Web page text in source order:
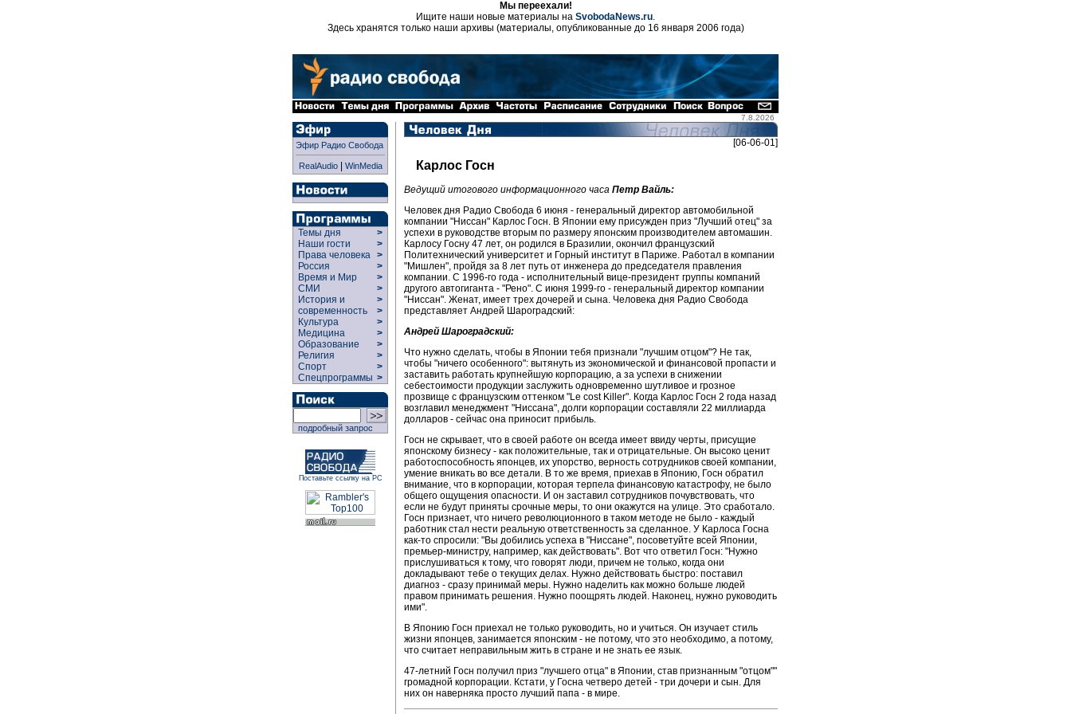
Мы переехали!
Ищите наши новые материалы на SvobodaNews.ru.
Здесь хранятся только наши архивы (материалы, опубликованные до 16 января 2006 года)
7.8.2026
Эфир Радио Свобода
RealAudio| WinMedia
Темы дня
>
Наши гости
>
Права человека >
Россия
>
Время и Мир
>
СМИ
>
История и
современность
>
>
Культура
>
Медицина
>
Образование
>
Религия
>
Спорт
>
Спецпрограммы >
подробный запрос
Поставьте ссылку на РС
[06-06-01]
Карлос Госн
Ведущий итогового информационного часа Петр Вайль:
Человек дня Радио Свобода 6 июня - генеральный директор автомобильной
компании "Ниссан" Карлос Госн. В Японии ему присужден приз "Лучший отец" за
успехи в руководстве вторым по размеру японским производителем автомашин.
Карлосу Госну 47 лет, он родился в Бразилии, окончил французский
Политехнический университет и Горный институт в Париже. Работал в компании
"Мишлен", пройдя за 8 лет путь от инженера до председателя правления
компании. С 1996-го года - исполнительный вице-президент группы компаний
другого автогиганта - "Рено". С июня 1999-го - генеральный директор компании
"Ниссан". Женат, имеет трех дочерей и сына. Человека дня Радио Свобода
представляет Андрей Шароградский:
Андрей Шароградский:
Что нужно сделать, чтобы в Японии тебя признали "лучшим отцом"? Не так,
чтобы "ничего особенного": вытянуть из экономической и финансовой пропасти и
заставить работать крупнейшую корпорацию, а за успехи в снижении
себестоимости продукции заслужить одновременно шутливое и грозное
прозвище с французским оттенком "Le cost Killer". Когда Карлос Госн 2 года назад
возглавил менеджмент "Ниссана", долги корпорации составляли 22 миллиарда
долларов - сейчас она приносит прибыль.
Госн не скрывает, что в своей работе он всегда имеет ввиду черты, присущие
японскому бизнесу - как положительные, так и отрицательные. Он высоко ценит
работоспособность японцев, их упорство, верность сотрудников своей компании,
умение вникать во все детали. В то же время, приехав в Японию, Госн обратил
внимание, что в корпорации, которая терпела финансовую катастрофу, не было
общего ощущения опасности. И он заставил сотрудников почувствовать, что
если не будут приняты срочные меры, то они окажутся на улице. Это сработало.
Госн признает, что ничего революционного в таком методе не было - каждый
работник стал нести реальную ответственность за сделанное. У Карлоса Госна
как-то спросили: "Вы добились успеха в "Ниссане", посоветуйте всей Японии,
премьер-министру, например, как действовать". Вот что ответил Госн: "Нужно
прислушиваться к тому, что говорят люди, причем не только, когда они
докладывают тебе о текущих делах. Нужно действовать быстро: поставил
диагноз - сразу принимай меры. Нужно наделить как можно больше людей
правом принимать решения. Нужно поощрять людей. Наконец, нужно руководить
ими".
В Японию Госн приехал не только руководить, но и учиться. Он изучает стиль
жизни японцев, занимается японским - не потому, что это необходимо, а потому,
что считает неправильным жить в стране и не знать ее язык.
47-летний Госн получил приз "лучшего отца" в Японии, став признанным "отцом""
громадной корпорации. Кстати, у Госна четверо детей - три дочери и сын. Для
них он наверняка просто лучший папа - в мире.